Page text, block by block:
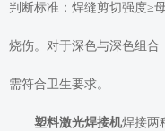
判断标准：焊缝剪切强度≥
烧伤。对于深色与深色组合
需符合卫生要求。
塑料激光焊接机焊接两